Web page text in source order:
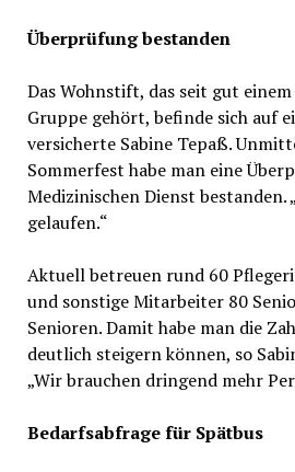
Überprüfung bestanden
Das Wohnstift, das seit gut
Gruppe gehört, befinde sich auf
versicherte Sabine Tepaß.
Sommerfest habe man eine
Medizinischen Dienst bestanden.
gelaufen.“
Aktuell betreuen rund 60
und sonstige Mitarbeiter 80
Senioren. Damit habe man die
deutlich steigern können, so
„Wir brauchen dringend mehr
Bedarfsabfrage für Spätbus